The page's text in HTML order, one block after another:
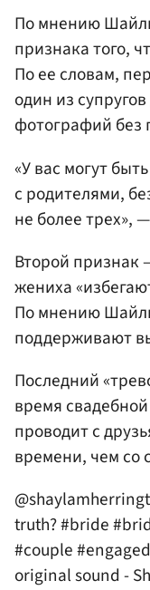
По мнению
признака того,
По ее словам,
один из
фотографий без
«У вас могут
с родителями,
не более трех»,
Второй признак
жениха
По мнению
поддерживают
Последний
время
проводит с
времени, чем со
truth?#bride
#couple#engaged
original sound -